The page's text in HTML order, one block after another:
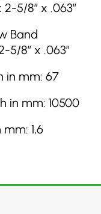
5/8″ x .063″
Band
5/8″ x .063″
in mm: 67
in mm: 10500
1,6